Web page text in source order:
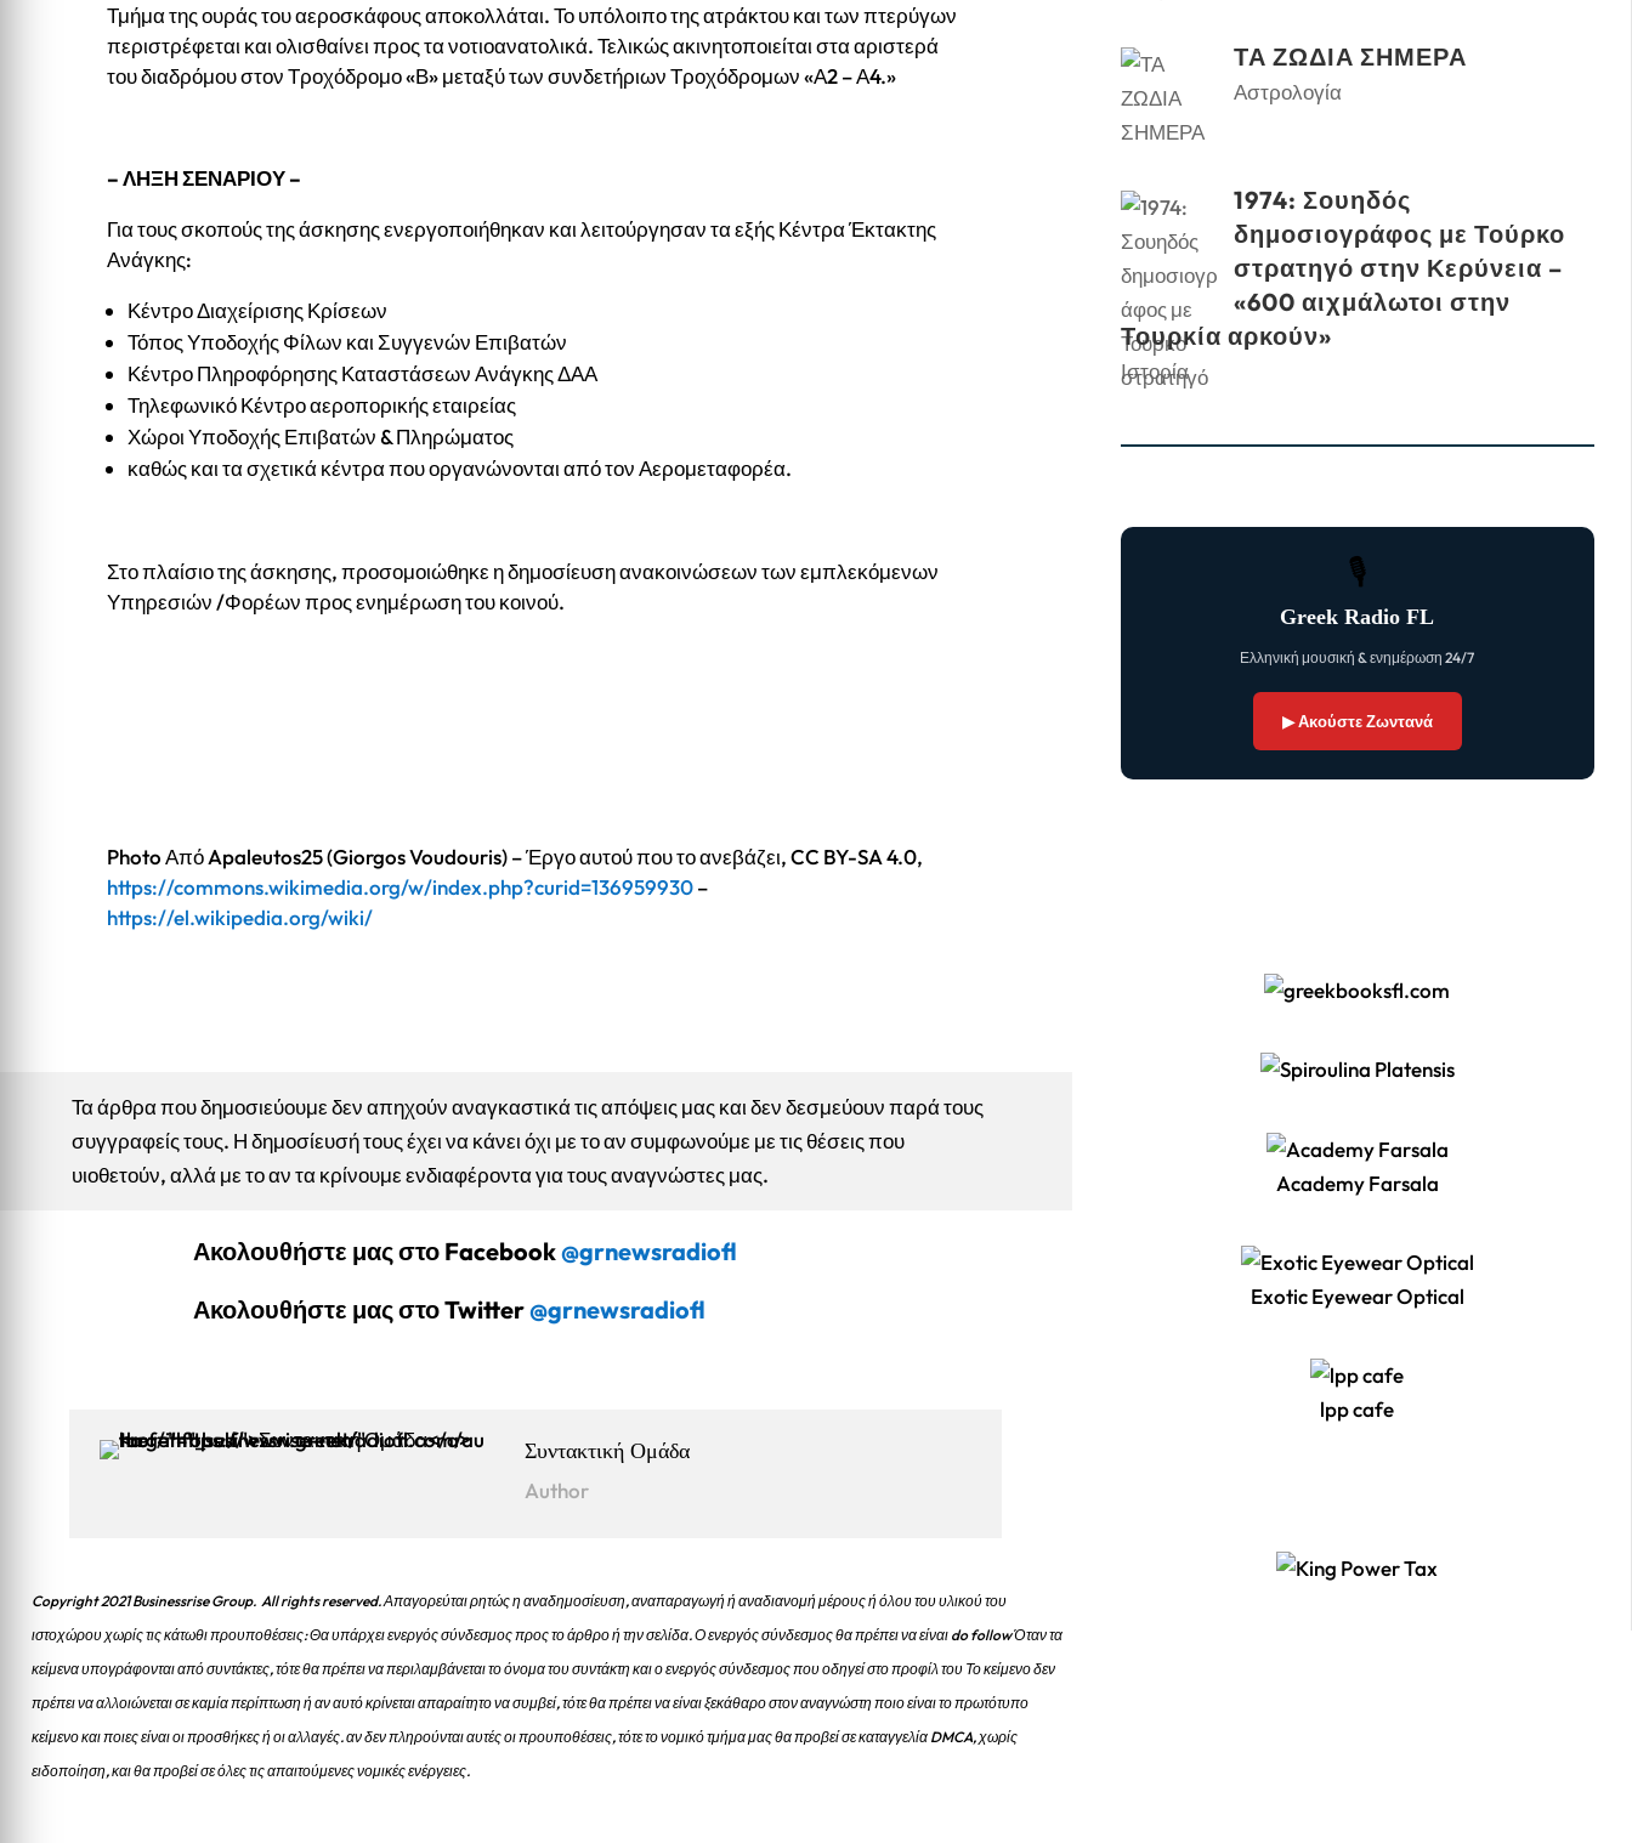
Τμήμα της ουράς του αεροσκάφους αποκολλάται. Το υπόλοιπο της ατράκτου και των πτερύγων
περιστρέφεται και ολισθαίνει προς τα νοτιοανατολικά. Τελικώς ακινητοποιείται στα αριστερά
του διαδρόμου στον Τροχόδρομο «Β» μεταξύ των συνδετήριων Τροχόδρομων «Α2 – Α4.»
– ΛΗΞΗ ΣΕΝΑΡΙΟΥ –
Για τους σκοπούς της άσκησης ενεργοποιήθηκαν και λειτούργησαν τα εξής Κέντρα Έκτακτης
Ανάγκης:
Κέντρο Διαχείρισης Κρίσεων
Τόπος Υποδοχής Φίλων και Συγγενών Επιβατών
Κέντρο Πληροφόρησης Καταστάσεων Ανάγκης ΔΑΑ
Τηλεφωνικό Κέντρο αεροπορικής εταιρείας
Χώροι Υποδοχής Επιβατών & Πληρώματος
καθώς και τα σχετικά κέντρα που οργανώνονται από τον Αερομεταφορέα.
Στο πλαίσιο της άσκησης, προσομοιώθηκε η δημοσίευση ανακοινώσεων των εμπλεκόμενων
Υπηρεσιών /Φορέων προς ενημέρωση του κοινού.
Photo Από Apaleutos25 (Giorgos Voudouris) – Έργο αυτού που το ανεβάζει, CC BY-SA 4.0,
https://commons.wikimedia.org/w/index.php?curid=136959930–
https://el.wikipedia.org/wiki/
Τα άρθρα που δημοσιεύουμε δεν απηχούν αναγκαστικά τις απόψεις μας και δεν δεσμεύουν παρά τους
συγγραφείς τους. Η δημοσίευσή τους έχει να κάνει όχι με το αν συμφωνούμε με τις θέσεις που
υιοθετούν, αλλά με το αν τα κρίνουμε ενδιαφέροντα για τους αναγνώστες μας.
Ακολουθήστε μας στο Facebook@grnewsradiofl
Ακολουθήστε μας στο Twitter@grnewsradiofl
Συντακτική Ομάδα
Author
Copyright 2021 Businessrise Group. All rights reserved. Απαγορεύται ρητώς η αναδημοσίευση, αναπαραγωγή ή αναδιανομή μέρους ή όλου του υλικού του
ιστοχώρου χωρίς τις κάτωθι προυποθέσεις: Θα υπάρχει ενεργός σύνδεσμος προς το άρθρο ή την σελίδα.Ο ενεργός σύνδεσμος θα πρέπει να είναι do follow Όταν τα
κείμενα υπογράφονται από συντάκτες, τότε θα πρέπει να περιλαμβάνεται το όνομα του συντάκτη και ο ενεργός σύνδεσμος που οδηγεί στο προφίλ του Το κείμενο δεν
πρέπει να αλλοιώνεται σε καμία περίπτωση ή αν αυτό κρίνεται απαραίτητο να συμβεί, τότε θα πρέπει να είναι ξεκάθαρο στον αναγνώστη ποιο είναι το πρωτότυπο
κείμενο και ποιες είναι οι προσθήκες ή οι αλλαγές. αν δεν πληρούνται αυτές οι προυποθέσεις, τότε το νομικό τμήμα μας θα προβεί σε καταγγελία DMCA, χωρίς
ειδοποίηση, και θα προβεί σε όλες τις απαιτούμενες νομικές ενέργειες.
ΤΑ ΖΩΔΙΑ ΣΗΜΕΡΑ
Αστρολογία
1974: Σουηδός
δημοσιογράφος με Τούρκο
στρατηγό στην Κερύνεια –
«600 αιχμάλωτοι στην
Τουρκία αρκούν»
Ιστορία
🎙
Greek Radio FL
Ελληνική μουσική & ενημέρωση 24/7
▶ Ακούστε Ζωντανά
Academy Farsala
Exotic Eyewear Optical
lpp cafe